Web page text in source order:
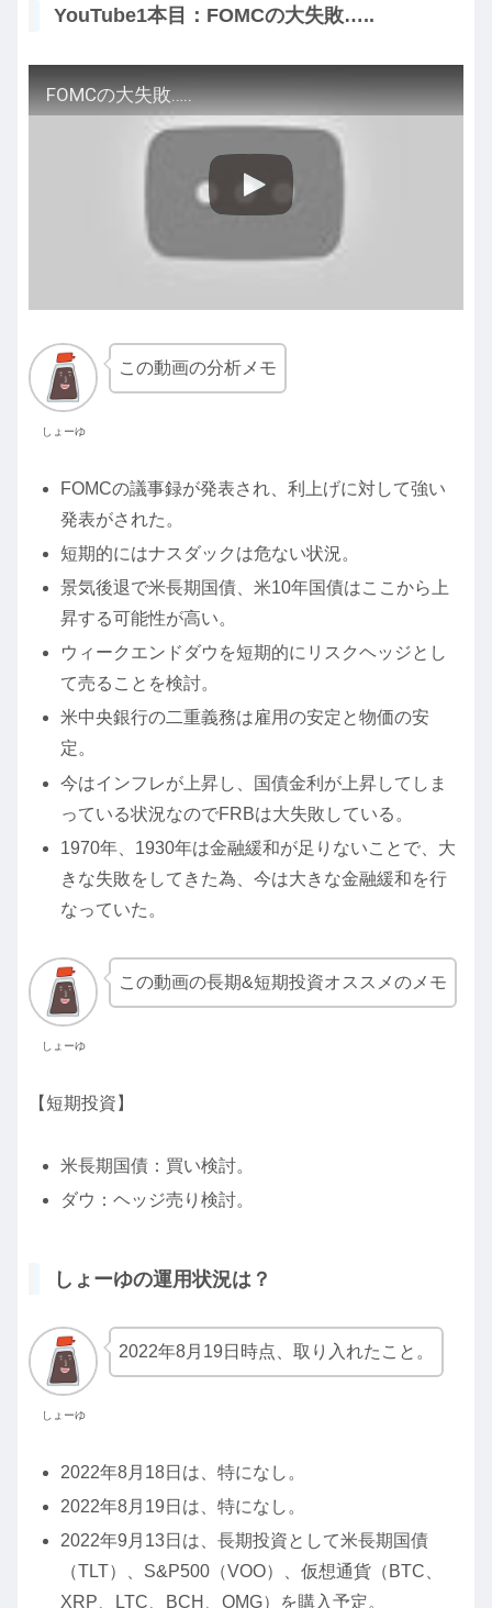
YouTube1本目：FOMCの大失敗…..
FOMCの大失敗…..
しょーゆ
この動画の分析メモ
FOMCの議事録が発表され、利上げに対して強い
発表がされた。
短期的にはナスダックは危ない状況。
景気後退で米長期国債、米10年国債はここから上
昇する可能性が高い。
ウィークエンドダウを短期的にリスクヘッジとし
て売ることを検討。
米中央銀行の二重義務は雇用の安定と物価の安
定。
今はインフレが上昇し、国債金利が上昇してしま
っている状況なのでFRBは大失敗している。
1970年、1930年は金融緩和が足りないことで、大
きな失敗をしてきた為、今は大きな金融緩和を行
なっていた。
しょーゆ
この動画の長期&短期投資オススメのメモ
【短期投資】
米長期国債：買い検討。
ダウ：ヘッジ売り検討。
しょーゆの運用状況は？
しょーゆ
2022年8月19日時点、取り入れたこと。
2022年8月18日は、特になし。
2022年8月19日は、特になし。
2022年9月13日は、長期投資として米長期国債
（TLT）、S&P500（VOO）、仮想通貨（BTC、
XRP、LTC、BCH、OMG）を購入予定。